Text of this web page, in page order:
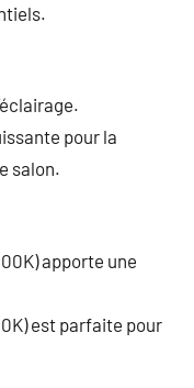
pour la
salon.
apporte une
est parfaite pour